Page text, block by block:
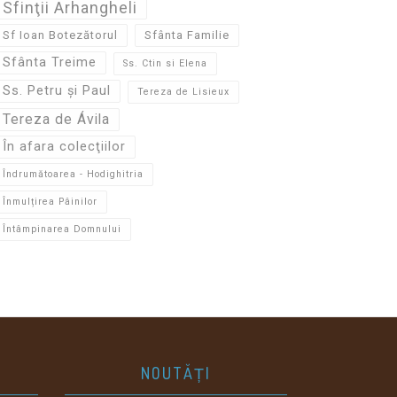
Sfinţii Arhangheli
Sf Ioan Botezătorul Sfânta Familie
Sfânta Treime Ss. Ctin si Elena
Ss. Petru și Paul Tereza de Lisieux
Tereza de Ávila
În afara colecţiilor
Îndrumătoarea - Hodighitria
Înmulțirea Pâinilor
Întâmpinarea Domnului
NOUTĂȚI